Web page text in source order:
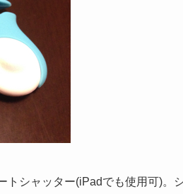
シャッター(iPadでも使用可)。